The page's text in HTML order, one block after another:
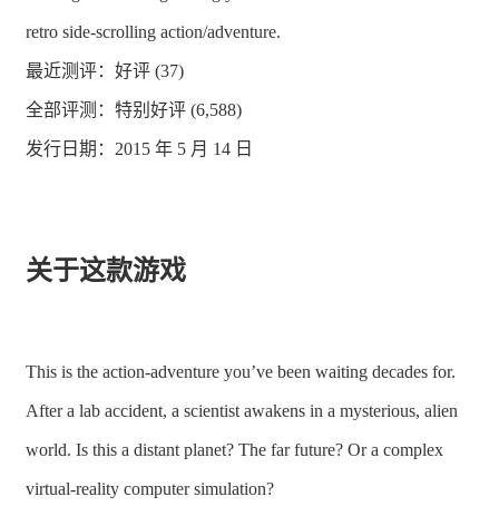
retro side-scrolling action/adventure.
最近测评： 好评 (37)
全部评测： 特别好评 (6,588)
发行日期：2015 年 5 月 14 日
关于这款游戏
This is the action-adventure you’ve been waiting decades for.
After a lab accident, a scientist awakens in a mysterious, alien
world. Is this a distant planet? The far future? Or a complex
virtual-reality computer simulation?